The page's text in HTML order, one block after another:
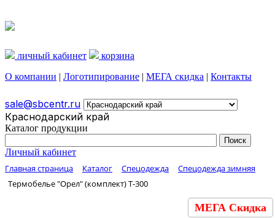
личный кабинет
корзина
О компании | Логотипирование | МЕГА скидка | Контакты
sale@sbcentr.ru
Краснодарский край
Каталог продукции
Личный кабинет
Главная страница Каталог Спецодежда
Спецодежда зимняя
Термобелье "Орел" (комплект) Т-300
МЕГА Скидка